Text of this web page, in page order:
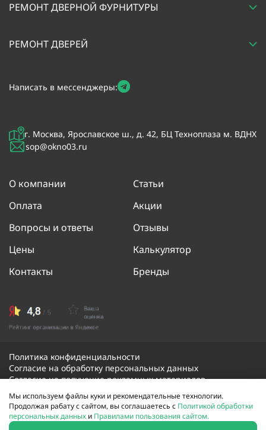
г. Москва, Ярославское ш., д. 42, БЦ Техноплаза м. ВДНХ
sop@okno03.ru
О компании
Статьи
Оплата
Акции
Вопросы и ответы
Отзывы
Цены
Калькулятор
Контакты
Бренды
Написать в мессенджеры:
РЕМОНТ ДВЕРНОЙ ФУРНИТУРЫ
РЕМОНТ ДВЕРЕЙ
Политика конфиденциальности
Согласие на обработку персональных данных
Согласие на получение рекламных материалов
© 2026 Скорая оконная помощь. Все права защищены.
Сайт не является публичной офертой и носит
Мы используем файлы куки и рекомендательные технологии.
Продолжая рабату с сайтом, вы соглашаетесь с Политикой обработки
персональных данных и Правилами пользования сайтом.